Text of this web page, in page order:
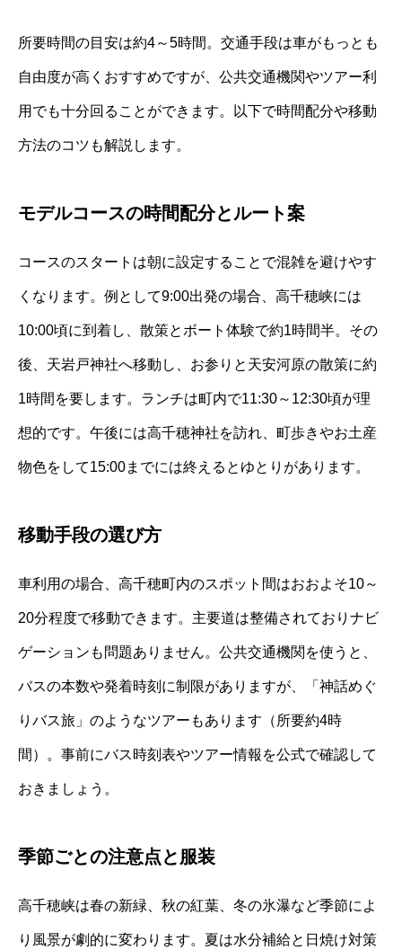
所要時間の目安は約4～5時間。交通手段は車がもっとも
自由度が高くおすすめですが、公共交通機関やツアー利
用でも十分回ることができます。以下で時間配分や移動
方法のコツも解説します。
モデルコースの時間配分とルート案
コースのスタートは朝に設定することで混雑を避けやす
くなります。例として9:00出発の場合、高千穂峡には
10:00頃に到着し、散策とボート体験で約1時間半。その
後、天岩戸神社へ移動し、お参りと天安河原の散策に約
1時間を要します。ランチは町内で11:30～12:30頃が理
想的です。午後には高千穂神社を訪れ、町歩きやお土産
物色をして15:00までには終えるとゆとりがあります。
移動手段の選び方
車利用の場合、高千穂町内のスポット間はおおよそ10～
20分程度で移動できます。主要道は整備されておりナビ
ゲーションも問題ありません。公共交通機関を使うと、
バスの本数や発着時刻に制限がありますが、「神話めぐ
りバス旅」のようなツアーもあります（所要約4時
間）。事前にバス時刻表やツアー情報を公式で確認して
おきましょう。
季節ごとの注意点と服装
高千穂峡は春の新緑、秋の紅葉、冬の氷瀑など季節によ
り風景が劇的に変わります。夏は水分補給と日焼け対策